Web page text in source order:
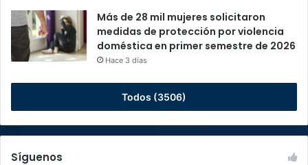
Más de 28 mil mujeres solicitaron
medidas de protección por violencia
doméstica en primer semestre de 2026
Hace 3 días
Todos (3506)
Síguenos